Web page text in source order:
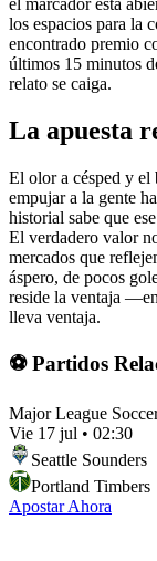
el marcador está
los espacios para la
encontrado premio
últimos 15 minutos
relato se caiga.
La apuesta
El olor a césped y
empujar a la gente
historial sabe que
El verdadero valor
mercados que
áspero, de pocos
reside la ventaja
lleva ventaja.
⚽ Partidos
Major League
Vie 17 jul • 02:30
Seattle Sounders
Portland Timbers
Apostar Ahora